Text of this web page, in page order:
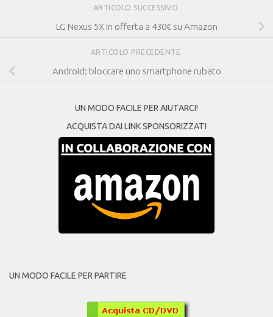
ARTICOLO SUCCESSIVO
LG Nexus 5X in offerta a 430€ su Amazon
ARTICOLO PRECEDENTE
Android: bloccare uno smartphone rubato
UN MODO FACILE PER AIUTARCI!
ACQUISTA DAI LINK SPONSORIZZATI
UN MODO FACILE PER PARTIRE